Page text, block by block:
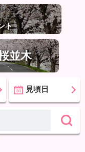
ト
並木
見頃日